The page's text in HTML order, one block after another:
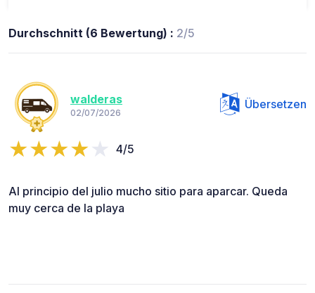
Durchschnitt (6 Bewertung) : 2/5
walderas
02/07/2026
Übersetzen
4/5
Al principio del julio mucho sitio para aparcar. Queda
muy cerca de la playa